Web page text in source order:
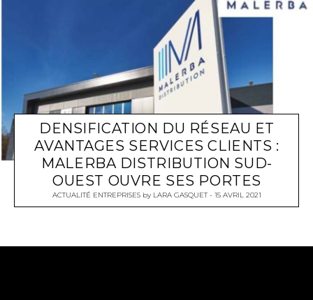
DENSIFICATION DU RÉSEAU ET
AVANTAGES SERVICES CLIENTS :
MALERBA DISTRIBUTION SUD-
OUEST OUVRE SES PORTES
ACTUALITÉ ENTREPRISES by LARA GASQUET 15 AVRIL 2021